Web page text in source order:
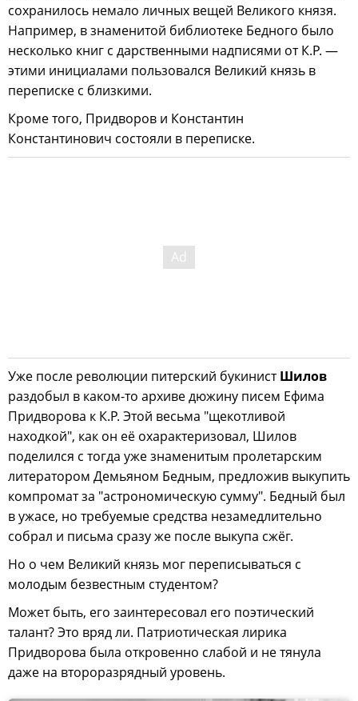
сохранилось немало личных вещей Великого князя.
Например, в знаменитой библиотеке Бедного было
несколько книг с дарственными надписями от К.Р. —
этими инициалами пользовался Великий князь в
переписке с близкими.
Кроме того, Придворов и Константин
Константинович состояли в переписке.
Уже после революции питерский букинистШилов
раздобыл в каком-то архиве дюжину писем Ефима
Придворова к К.Р. Этой весьма "щекотливой
находкой", как он её охарактеризовал, Шилов
поделился с тогда уже знаменитым пролетарским
литератором Демьяном Бедным, предложив выкупить
компромат за "астрономическую сумму". Бедный был
в ужасе, но требуемые средства незамедлительно
собрал и письма сразу же после выкупа сжёг.
Но о чем Великий князь мог переписываться с
молодым безвестным студентом?
Может быть, его заинтересовал его поэтический
талант? Это вряд ли. Патриотическая лирика
Придворова была откровенно слабой и не тянула
даже на второразрядный уровень.